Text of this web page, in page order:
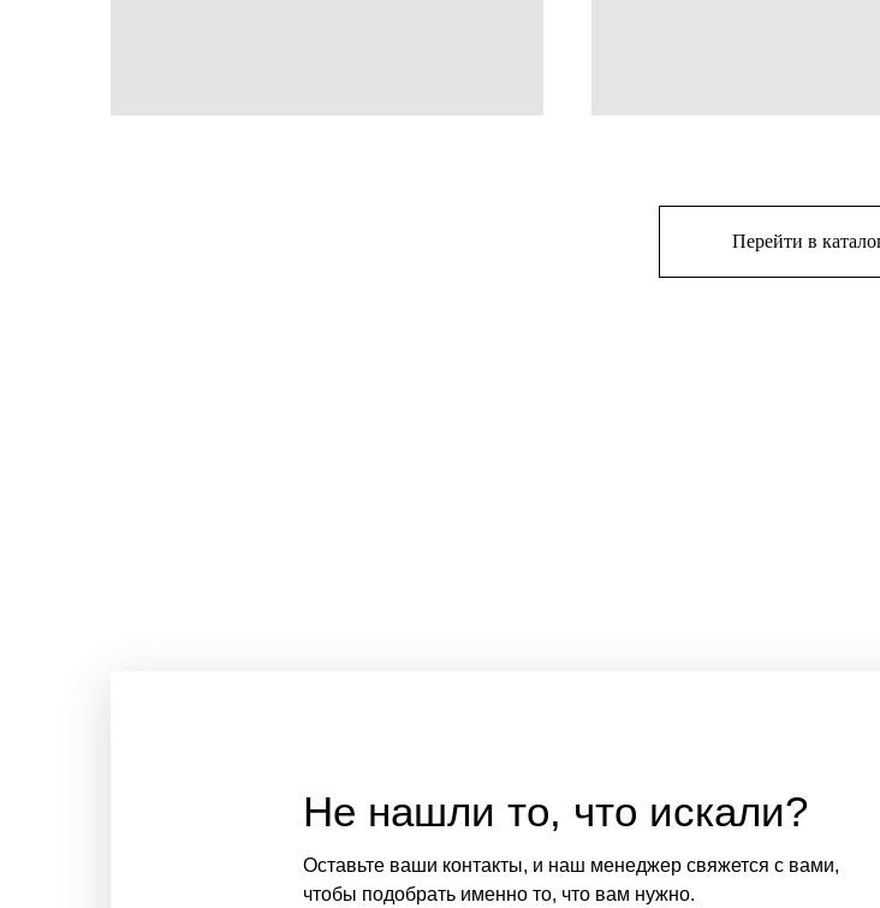
Перейти в
Не нашли то, что искали?
Оставьте ваши контакты, и наш менеджер свяжется с вами,
чтобы подобрать именно то, что вам нужно.